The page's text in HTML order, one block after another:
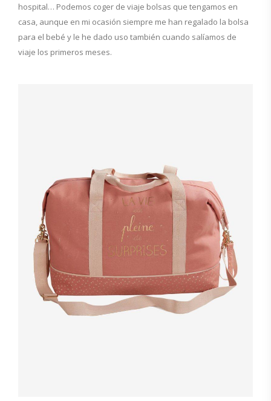
hospital… Podemos coger de viaje bolsas que tengamos en
casa, aunque en mi ocasión siempre me han regalado la bolsa
para el bebé y le he dado uso también cuando salíamos de
viaje los primeros meses.